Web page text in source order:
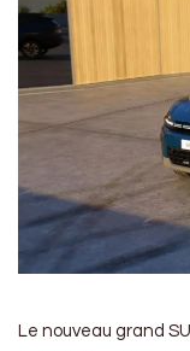
Le nouveau grand